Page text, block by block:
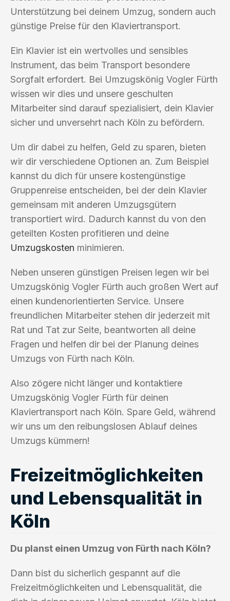
Unterstützung bei deinem Umzug, sondern auch
günstige Preise für den Klaviertransport.
Ein Klavier ist ein wertvolles und sensibles
Instrument, das beim Transport besondere
Sorgfalt erfordert. Bei Umzugskönig Vogler Fürth
wissen wir dies und unsere geschulten
Mitarbeiter sind darauf spezialisiert, dein Klavier
sicher und unversehrt nach Köln zu befördern.
Um dir dabei zu helfen, Geld zu sparen, bieten
wir dir verschiedene Optionen an. Zum Beispiel
kannst du dich für unsere kostengünstige
Gruppenreise entscheiden, bei der dein Klavier
gemeinsam mit anderen Umzugsgütern
transportiert wird. Dadurch kannst du von den
geteilten Kosten profitieren und deine
Umzugskosten minimieren.
Neben unseren günstigen Preisen legen wir bei
Umzugskönig Vogler Fürth auch großen Wert auf
einen kundenorientierten Service. Unsere
freundlichen Mitarbeiter stehen dir jederzeit mit
Rat und Tat zur Seite, beantworten all deine
Fragen und helfen dir bei der Planung deines
Umzugs von Fürth nach Köln.
Also zögere nicht länger und kontaktiere
Umzugskönig Vogler Fürth für deinen
Klaviertransport nach Köln. Spare Geld, während
wir uns um den reibungslosen Ablauf deines
Umzugs kümmern!
Freizeitmöglichkeiten
und Lebensqualität in
Köln
Du planst einen Umzug von Fürth nach Köln?
Dann bist du sicherlich gespannt auf die
Freizeitmöglichkeiten und Lebensqualität, die